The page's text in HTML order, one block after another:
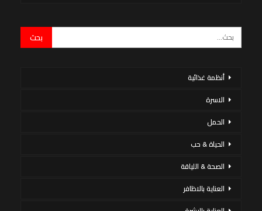
أنظمة غذائية
الاسرة
الحمل
الحياة & حب
الصحة & اللياقة
العناية بالاظافر